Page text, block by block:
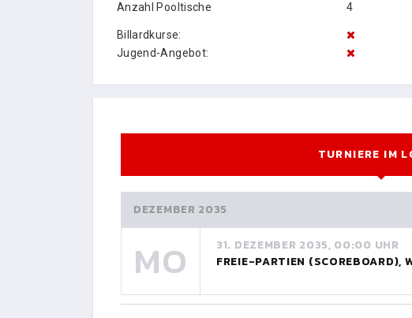
Anzahl Pooltische 4
Billardkurse:
Jugend-Angebot:
TURNIERE IM
DEZEMBER 2035
MO 31. DEZEMBER 2035, 00:00 UHR
FREIE-PARTIEN (SCOREBOARD),